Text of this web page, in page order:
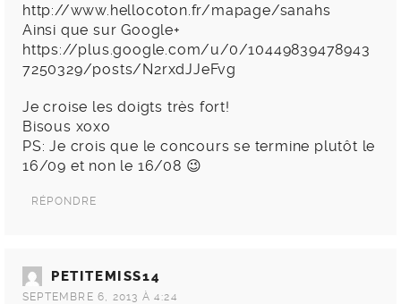
http://www.hellocoton.fr/mapage/sanahs
Ainsi que sur Google+
https://plus.google.com/u/0/10449839478943
7250329/posts/N2rxdJJeFvg
Je croise les doigts très fort!
Bisous xoxo
PS: Je crois que le concours se termine plutôt le
16/09 et non le 16/08 😉
RÉPONDRE
PETITEMISS14
SEPTEMBRE 6, 2013 À 4:24